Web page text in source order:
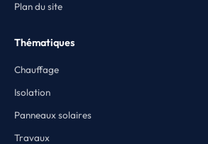
Plan du site
Thématiques
Chauffage
Isolation
Panneaux solaires
Travaux